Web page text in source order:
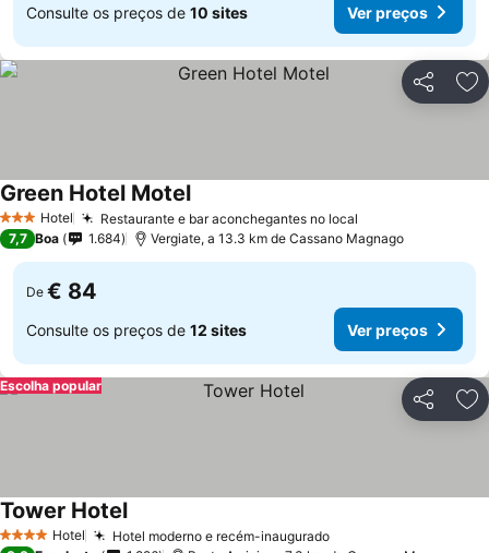
Consulte os preços de 10 sites Ver preços
Partilhar
3 EstrelasHotel Restaurante e bar aconchegantes no local
Green Hotel MotelVer preços
7,7 Boa 1.684 Vergiate, a 13.3 km de Cassano Magnago
De € 84
Consulte os preços de 12 sites Ver preços
Partilhar
Escolha popular
4 EstrelasHotel Hotel moderno e recém-inauguradoVer preços
Tower HotelVer preços